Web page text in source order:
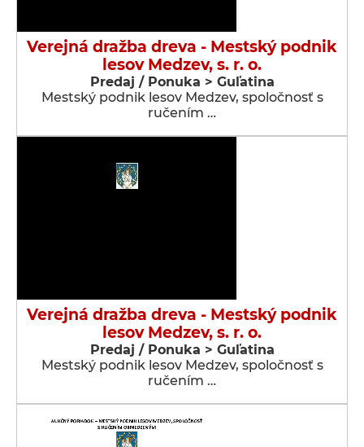
Verejná dražba dreva - Mestský podnik
lesov Medzev, s. r. o.
Predaj / Ponuka > Guľatina
Mestský podnik lesov Medzev, spoločnosť s
ručením …
Verejná dražba dreva - Mestský podnik
lesov Medzev, s. r. o.
Predaj / Ponuka > Guľatina
Mestský podnik lesov Medzev, spoločnosť s
ručením …